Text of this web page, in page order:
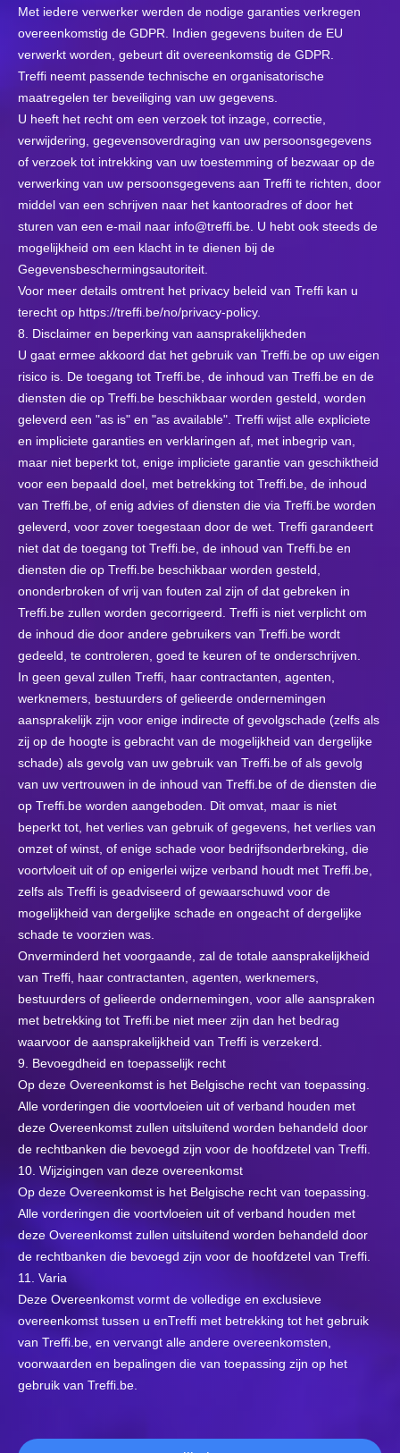
Met iedere verwerker werden de nodige garanties verkregen
overeenkomstig de GDPR. Indien gegevens buiten de EU
verwerkt worden, gebeurt dit overeenkomstig de GDPR.
Treffi neemt passende technische en organisatorische
maatregelen ter beveiliging van uw gegevens.
U heeft het recht om een verzoek tot inzage, correctie,
verwijdering, gegevensoverdraging van uw persoonsgegevens
of verzoek tot intrekking van uw toestemming of bezwaar op de
verwerking van uw persoonsgegevens aan Treffi te richten, door
middel van een schrijven naar het kantooradres of door het
sturen van een e-mail naar info@treffi.be . U hebt ook steeds de
mogelijkheid om een klacht in te dienen bij de
Gegevensbeschermingsautoriteit.
Voor meer details omtrent het privacy beleid van Treffi kan u
terecht op https://treffi.be/no/privacy-policy.
8. Disclaimer en beperking van aansprakelijkheden
U gaat ermee akkoord dat het gebruik van Treffi.be op uw eigen
risico is. De toegang tot Treffi.be, de inhoud van Treffi.be en de
diensten die op Treffi.be beschikbaar worden gesteld, worden
geleverd een "as is" en "as available". Treffi wijst alle expliciete
en impliciete garanties en verklaringen af, met inbegrip van,
maar niet beperkt tot, enige impliciete garantie van geschiktheid
voor een bepaald doel, met betrekking tot Treffi.be, de inhoud
van Treffi.be, of enig advies of diensten die via Treffi.be worden
geleverd, voor zover toegestaan door de wet. Treffi garandeert
niet dat de toegang tot Treffi.be, de inhoud van Treffi.be en
diensten die op Treffi.be beschikbaar worden gesteld,
ononderbroken of vrij van fouten zal zijn of dat gebreken in
Treffi.be zullen worden gecorrigeerd. Treffi is niet verplicht om
de inhoud die door andere gebruikers van Treffi.be wordt
gedeeld, te controleren, goed te keuren of te onderschrijven.
In geen geval zullen Treffi, haar contractanten, agenten,
werknemers, bestuurders of gelieerde ondernemingen
aansprakelijk zijn voor enige indirecte of gevolgschade (zelfs als
zij op de hoogte is gebracht van de mogelijkheid van dergelijke
schade) als gevolg van uw gebruik van Treffi.be of als gevolg
van uw vertrouwen in de inhoud van Treffi.be of de diensten die
op Treffi.be worden aangeboden. Dit omvat, maar is niet
beperkt tot, het verlies van gebruik of gegevens, het verlies van
omzet of winst, of enige schade voor bedrijfsonderbreking, die
voortvloeit uit of op enigerlei wijze verband houdt met Treffi.be,
zelfs als Treffi is geadviseerd of gewaarschuwd voor de
mogelijkheid van dergelijke schade en ongeacht of dergelijke
schade te voorzien was.
Onverminderd het voorgaande, zal de totale aansprakelijkheid
van Treffi, haar contractanten, agenten, werknemers,
bestuurders of gelieerde ondernemingen, voor alle aanspraken
met betrekking tot Treffi.be niet meer zijn dan het bedrag
waarvoor de aansprakelijkheid van Treffi is verzekerd.
9. Bevoegdheid en toepasselijk recht
Op deze Overeenkomst is het Belgische recht van toepassing.
Alle vorderingen die voortvloeien uit of verband houden met
deze Overeenkomst zullen uitsluitend worden behandeld door
de rechtbanken die bevoegd zijn voor de hoofdzetel van Treffi.
10. Wijzigingen van deze overeenkomst
Op deze Overeenkomst is het Belgische recht van toepassing.
Alle vorderingen die voortvloeien uit of verband houden met
deze Overeenkomst zullen uitsluitend worden behandeld door
de rechtbanken die bevoegd zijn voor de hoofdzetel van Treffi.
11. Varia
Deze Overeenkomst vormt de volledige en exclusieve
overeenkomst tussen u enTreffi met betrekking tot het gebruik
van Treffi.be, en vervangt alle andere overeenkomsten,
voorwaarden en bepalingen die van toepassing zijn op het
gebruik van Treffi.be.